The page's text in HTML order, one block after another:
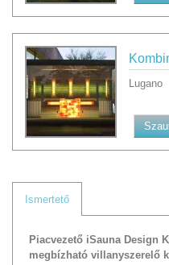
Lugano
Ismertető
Piacvezető iSauna Design
megbízható villanyszerelő